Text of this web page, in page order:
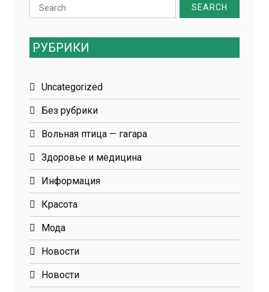
Search
for:
РУБРИКИ
Uncategorized
Без рубрики
Вольная птица — гагара
Здоровье и медицина
Информация
Красота
Мода
Новости
Новости